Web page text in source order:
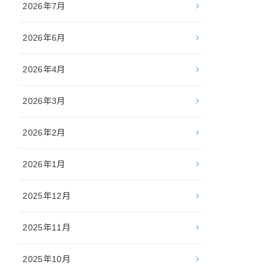
2026年7月
2026年6月
2026年4月
2026年3月
2026年2月
2026年1月
2025年12月
2025年11月
2025年10月